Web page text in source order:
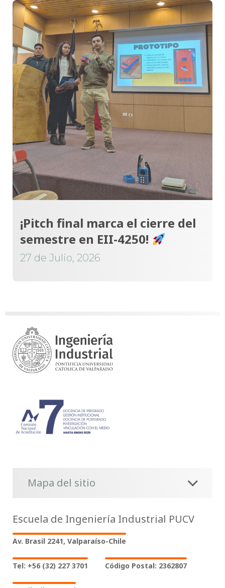
¡Pitch final marca el cierre del
semestre en EII-4250!
27 de Julio, 2026
Mapa del sitio
Escuela de Ingeniería Industrial PUCV
Av. Brasil 2241, Valparaíso-Chile
Tel: +56 (32) 227 3701 Código Postal: 2362807